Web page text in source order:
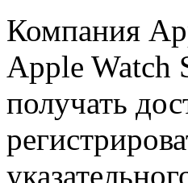
Компания
Apple Watch
получать